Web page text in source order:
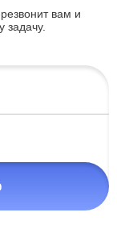
вам и
задачу.